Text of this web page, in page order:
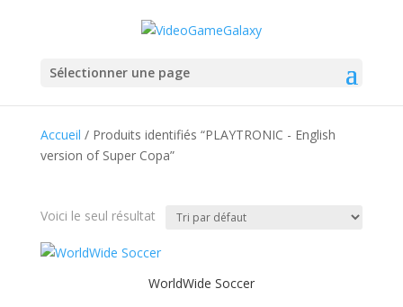
Sélectionner une page
Accueil / Produits identifiés “PLAYTRONIC - English
version of Super Copa”
Voici le seul résultat
WorldWide Soccer